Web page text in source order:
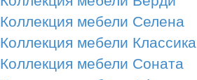
Коллекция мебели Селена
Коллекция мебели Классика
Коллекция мебели Соната